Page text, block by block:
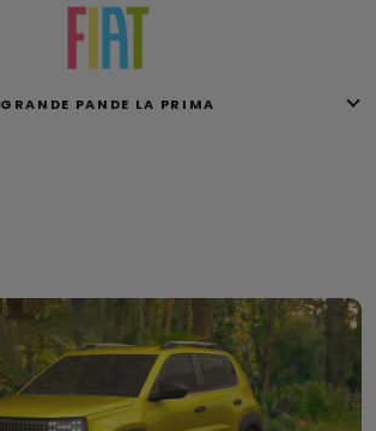
GRANDE PANDE LA PRIMA